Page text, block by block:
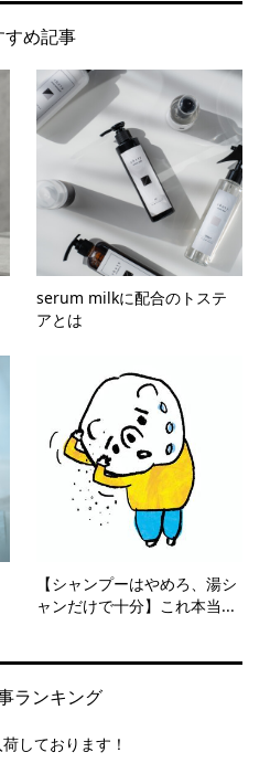
すめ記事
serum milkに配合のトステ
アとは
【シャンプーはやめろ、湯シ
ャンだけで十分】これ本当...
ランキング
しております！